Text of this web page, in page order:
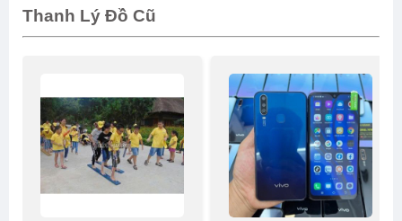
Thanh Lý Đồ Cũ